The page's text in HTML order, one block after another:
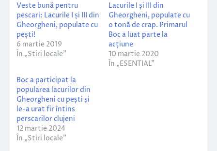
Veste bună pentru
pescari: Lacurile I și III din
Gheorgheni, populate cu
pești!
6 martie 2019
În „Stiri locale”
Lacurile I și III din
Gheorgheni, populate cu
o tonă de crap. Primarul
Boc a luat parte la
acțiune
10 martie 2020
În „ESENTIAL”
Boc a participat la
popularea lacurilor din
Gheorgheni cu pești și
le-a urat fir întins
perscarilor clujeni
12 martie 2024
În „Stiri locale”